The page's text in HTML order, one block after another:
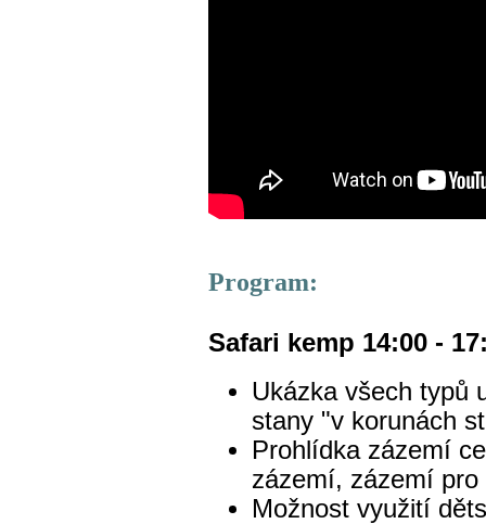
Program:
Safari kemp 14:00 -
Ukázka všech typů
stany "v korunách
Prohlídka zázemí
zázemí, zázemí
Možnost využití